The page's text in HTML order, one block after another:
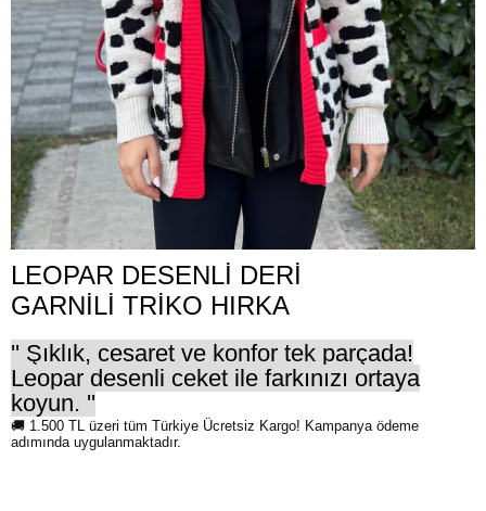
LEOPAR DESENLİ DERİ
GARNİLİ TRİKO HIRKA
'' Şıklık, cesaret ve konfor tek parçada!
Leopar desenli ceket ile farkınızı ortaya
koyun. ''